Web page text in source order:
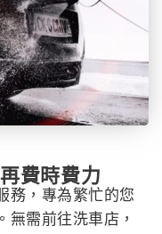
費時費力
務，專為繁忙的您
無需前往洗車店，